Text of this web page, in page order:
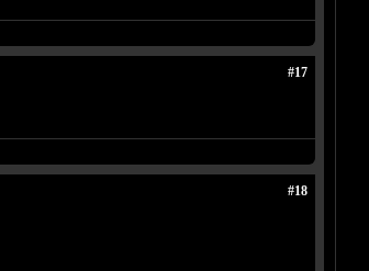
#17
#18